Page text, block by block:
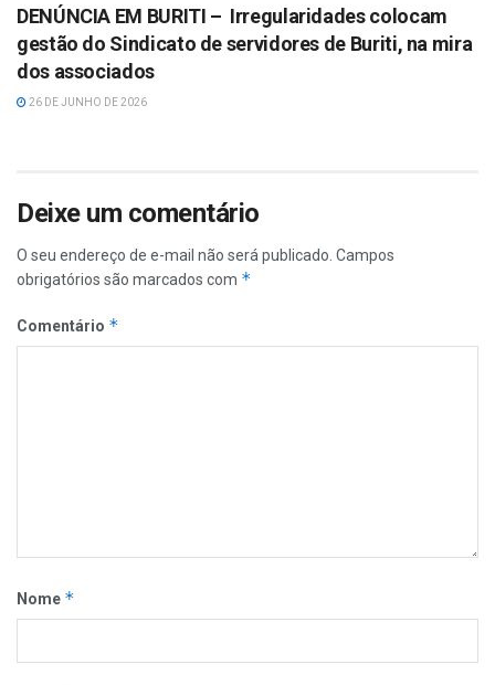
DENÚNCIA EM BURITI – Irregularidades colocam
gestão do Sindicato de servidores de Buriti, na mira
dos associados
26 DE JUNHO DE 2026
Deixe um comentário
O seu endereço de e-mail não será publicado. Campos
obrigatórios são marcados com *
Comentário *
Nome *